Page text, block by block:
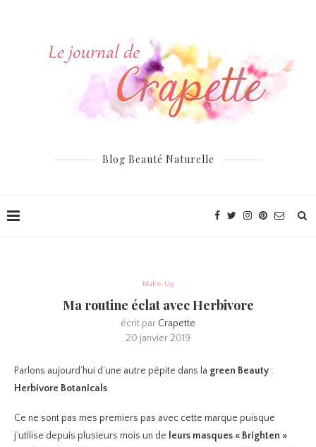
Blog Beauté Naturelle
Make-Up
Ma routine éclat avec Herbivore
écrit par Crapette
20 janvier 2019
Parlons aujourd’hui d’une autre pépite dans la green Beauty :
Herbivore Botanicals.
Ce ne sont pas mes premiers pas avec cette marque puisque
j’utilise depuis plusieurs mois un de leurs masques « Brighten »